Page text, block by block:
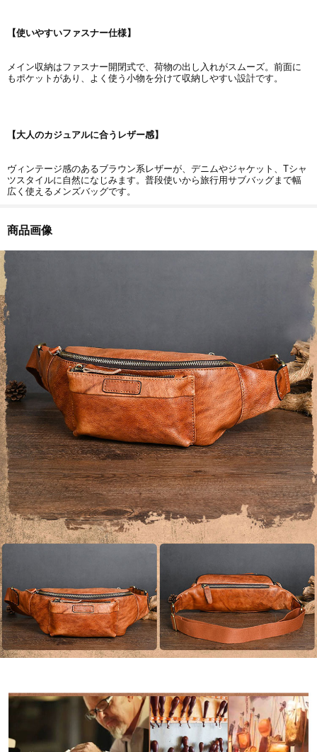
【使いやすいファスナー仕様】
メイン収納はファスナー開閉式で、荷物の出し入れがスムーズ。前面に
もポケットがあり、よく使う小物を分けて収納しやすい設計です。
【大人のカジュアルに合うレザー感】
ヴィンテージ感のあるブラウン系レザーが、デニムやジャケット、Tシャ
ツスタイルに自然になじみます。普段使いから旅行用サブバッグまで幅
広く使えるメンズバッグです。
商品画像